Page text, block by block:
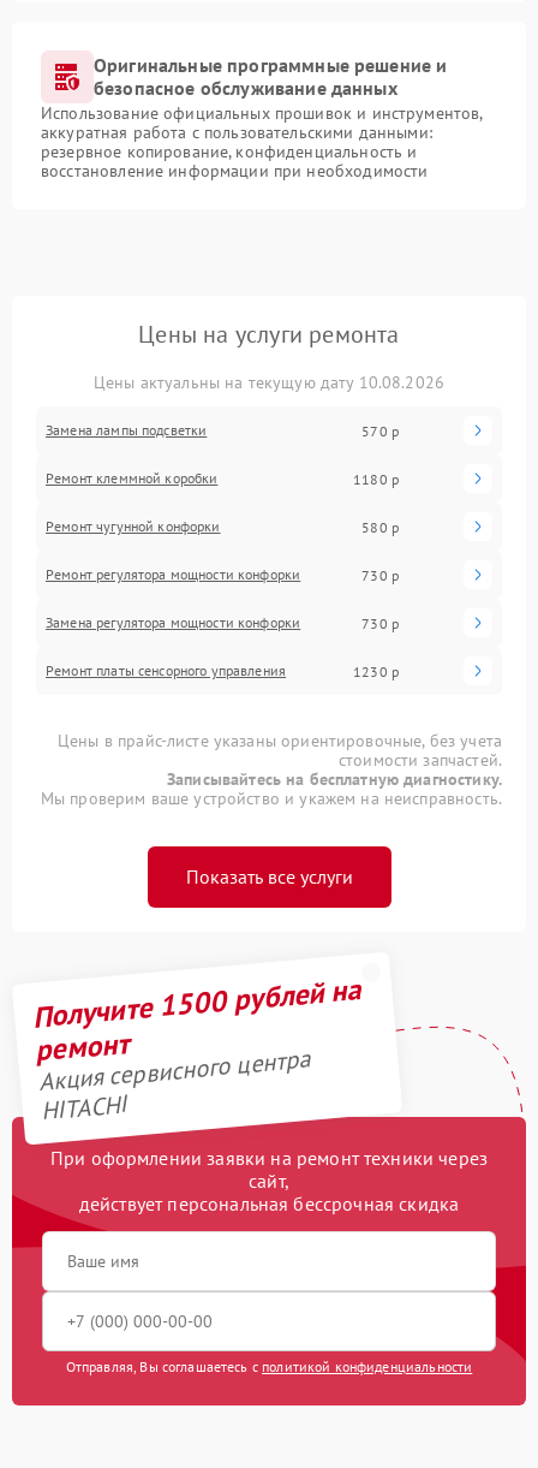
Оригинальные программные решение и
безопасное обслуживание данных
Использование официальных прошивок и инструментов,
аккуратная работа с пользовательскими данными:
резервное копирование, конфиденциальность и
восстановление информации при необходимости
Цены на услуги ремонта
Цены актуальны на текущую дату 10.08.2026
Замена лампы подсветки 570 р
Ремонт клеммной коробки 1180 р
Ремонт чугунной конфорки 580 р
Ремонт регулятора мощности конфорки 730 р
Замена регулятора мощности конфорки 730 р
Ремонт платы сенсорного управления 1230 р
Цены в прайс-листе указаны ориентировочные, без учета
стоимости запчастей.
Записывайтесь на бесплатную диагностику.
Мы проверим ваше устройство и укажем на неисправность.
Показать все услуги
Получите 1500 рублей на
ремонт
Акция сервисного центра
HITACHI
При оформлении заявки на ремонт техники через
сайт,
действует персональная бессрочная скидка
Отправляя, Вы соглашаетесь с политикой конфиденциальности